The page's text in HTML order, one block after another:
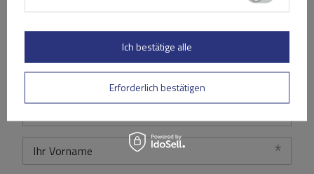
Ihr Produktfoto hinzufügen:
Ihr Vorname
Erforderlich bestätigen
Ich bestätige alle